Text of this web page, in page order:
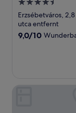
4.5-
Sterne-
Unterkunft
Erzsébetváros,
utca entfernt
9.0
9,0/10